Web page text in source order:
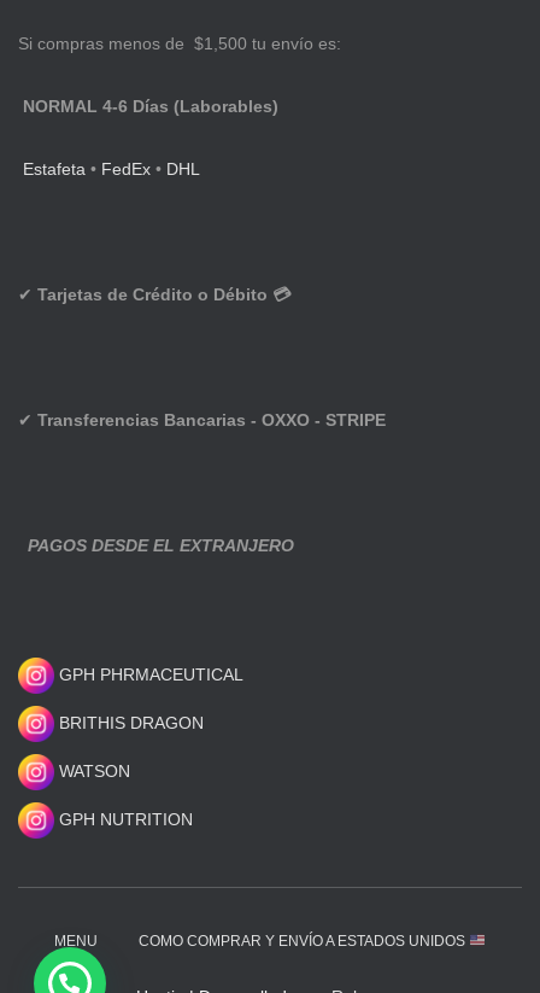
Si compras menos de $1,500 tu envío es:
NORMAL 4-6 Días (Laborables)
Estafeta • FedEx • DHL
✔ Tarjetas de Crédito o Débito 💳
✔ Transferencias Bancarias - OXXO - STRIPE
PAGOS DESDE EL EXTRANJERO
GPH PHRMACEUTICAL
BRITHIS DRAGON
WATSON
GPH NUTRITION
MENU COMO COMPRAR Y ENVÍO A ESTADOS UNIDOS